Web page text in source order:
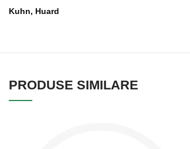
Kuhn, Huard
PRODUSE SIMILARE